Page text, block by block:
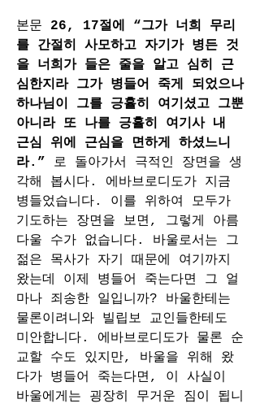
본문 26, 17절에 “그가 너희 무리
를 간절히 사모하고 자기가 병든 것
을 너희가 들은 줄을 알고 심히 근
심한지라 그가 병들어 죽게 되었으나
하나님이 그를 긍휼히 여기셨고 그뿐
아니라 또 나를 긍휼히 여기사 내
근심 위에 근심을 면하게 하셨느니
라.” 로 돌아가서 극적인 장면을 생
각해 봅시다. 에바브로디도가 지금
병들었습니다. 이를 위하여 모두가
기도하는 장면을 보면, 그렇게 아름
다울 수가 없습니다. 바울로서는 그
젊은 목사가 자기 때문에 여기까지
왔는데 이제 병들어 죽는다면 그 얼
마나 죄송한 일입니까? 바울한테는
물론이려니와 빌립보 교인들한테도
미안합니다. 에바브로디도가 물론 순
교할 수도 있지만, 바울을 위해 왔
다가 병들어 죽는다면, 이 사실이
바울에게는 굉장히 무거운 짐이 됩니